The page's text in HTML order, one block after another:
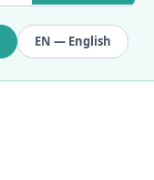
EN — English